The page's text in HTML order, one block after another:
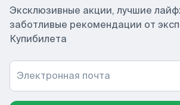
Эксклюзивные акции, лучшие
заботливые рекомендации от
Купибилета
Электронная почта